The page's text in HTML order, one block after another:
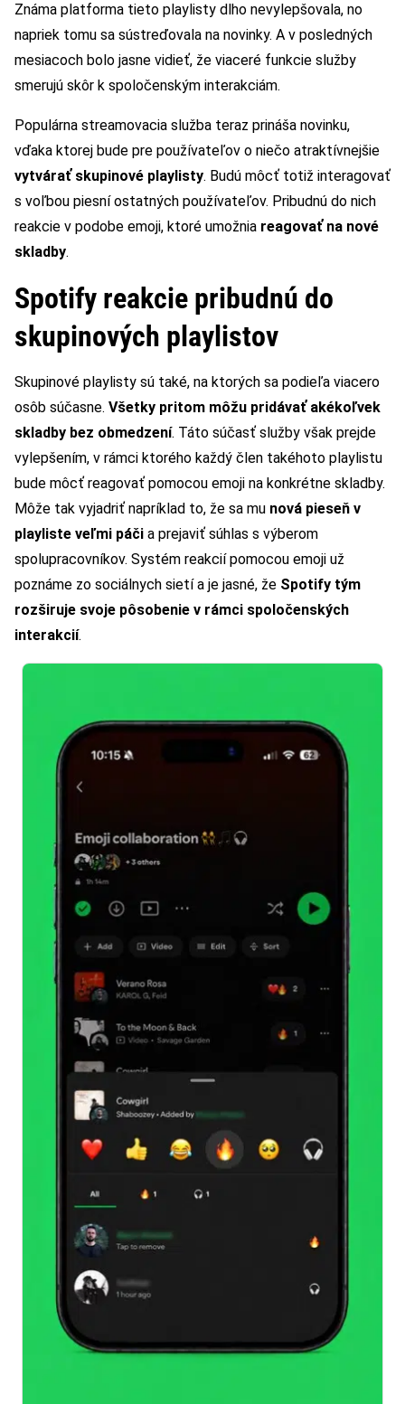
Známa platforma tieto playlisty dlho nevylepšovala, no
napriek tomu sa sústreďovala na novinky. A v posledných
mesiacoch bolo jasne vidieť, že viaceré funkcie služby
smerujú skôr k spoločenským interakciám.
Populárna streamovacia služba teraz prináša novinku,
vďaka ktorej bude pre používateľov o niečo atraktívnejšie
vytvárať skupinové playlisty. Budú môcť totiž interagovať
s voľbou piesní ostatných používateľov. Pribudnú do nich
reakcie v podobe emoji, ktoré umožnia reagovať na nové
skladby.
Spotify reakcie pribudnú do
skupinových playlistov
Skupinové playlisty sú také, na ktorých sa podieľa viacero
osôb súčasne. Všetky pritom môžu pridávať akékoľvek
skladby bez obmedzení. Táto súčasť služby však prejde
vylepšením, v rámci ktorého každý člen takéhoto playlistu
bude môcť reagovať pomocou emoji na konkrétne skladby.
Môže tak vyjadriť napríklad to, že sa mu nová pieseň v
playliste veľmi páči a prejaviť súhlas s výberom
spolupracovníkov. Systém reakcií pomocou emoji už
poznáme zo sociálnych sietí a je jasné, že Spotify tým
rozširuje svoje pôsobenie v rámci spoločenských
interakcií.